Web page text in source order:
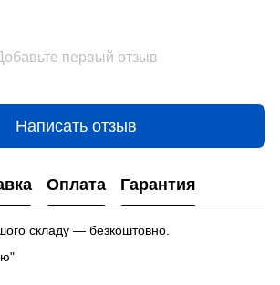
первый отзыв
Написать отзыв
Оплата Гарантия
складу — безкоштовно.